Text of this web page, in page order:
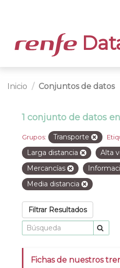
Inicio Conjuntos de datos
1 conjunto de datos
Grupos: Transporte
Larga distancia
Alta
Mercancías
Media distancia
Filtrar Resultados
Fichas de nuestros